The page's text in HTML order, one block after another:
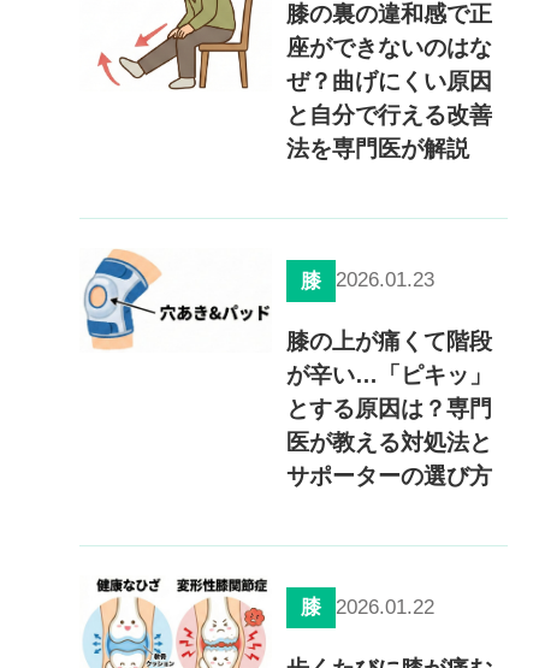
膝の裏の違和感で正
座ができないのはな
ぜ？曲げにくい原因
と自分で行える改善
法を専門医が解説
膝 2026.01.23
膝の上が痛くて階段
が辛い…「ピキッ」
とする原因は？専門
医が教える対処法と
サポーターの選び方
膝 2026.01.22